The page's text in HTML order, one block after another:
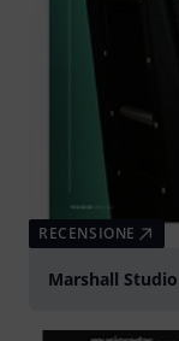
RECENSIONE
Marshall